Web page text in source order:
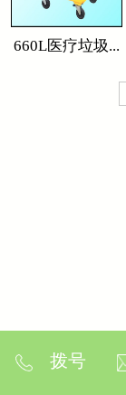
660L医疗垃圾...
拨号